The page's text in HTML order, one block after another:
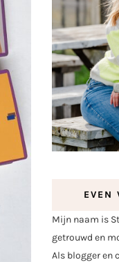
EVEN
Mijn naam is
getrouwd en
Als blogger en